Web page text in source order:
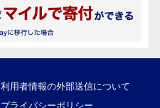
利用者情報の外部送信について
プライバシーポリシー